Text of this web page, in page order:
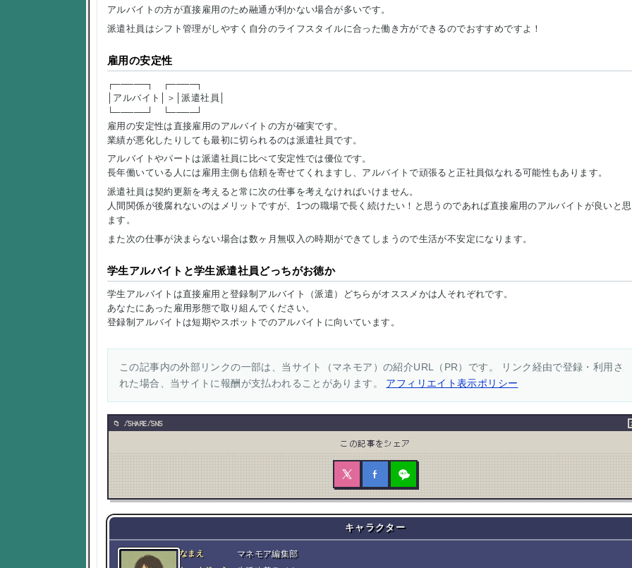
アルバイトの方が直接雇用のため融通が利かない場合が多いです。
派遣社員はシフト管理がしやすく自分のライフスタイルに合った働き方ができるのでおすすめですよ！
雇用の安定性
┌─────┐ ┌────┐
│アルバイト│＞│派遣社員│
└─────┘ └────┘
雇用の安定性は直接雇用のアルバイトの方が確実です。
業績が悪化したりしても最初に切られるのは派遣社員です。
アルバイトやパートは派遣社員に比べて安定性では優位です。
長年働いている人には雇用主側も信頼を寄せてくれますし、アルバイトで頑張ると正社員似なれる可能性もあります。
派遣社員は契約更新を考えると常に次の仕事を考えなければいけません。
人間関係が後腐れないのはメリットですが、1つの職場で長く続けたい！と思うのであれば直接雇用のアルバイトが良いと
ます。
また次の仕事が決まらない場合は数ヶ月無収入の時期ができてしまうので生活が不安定になります。
学生アルバイトと学生派遣社員どっちがお徳か
学生アルバイトは直接雇用と登録制アルバイト（派遣）どちらがオススメかは人それぞれです。
あなたにあった雇用形態で取り組んでください。
登録制アルバイトは短期やスポットでのアルバイトに向いています。
この記事内の外部リンクの一部は、当サイト（マネモア）の紹介URL（PR）です。 リンク経由で登録・利用さ
れた場合、当サイトに報酬が支払われることがあります。 アフィリエイト表示ポリシー
/SHARE/SNS
この記事をシェア
キャラクター
なまえ マネモア編集部